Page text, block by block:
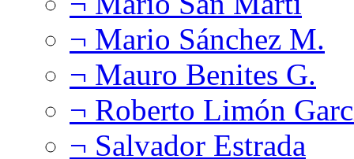
¬ Mario Sánchez M.
¬ Mauro Benites G.
¬ Roberto Limón
¬ Salvador Estrada